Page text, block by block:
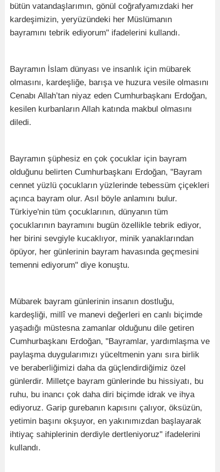
bütün vatandaşlarımın, gönül coğrafyamızdaki her
kardeşimizin, yeryüzündeki her Müslümanın
bayramını tebrik ediyorum" ifadelerini kullandı.
Bayramın İslam dünyası ve insanlık için mübarek
olmasını, kardeşliğe, barışa ve huzura vesile olmasını
Cenabı Allah’tan niyaz eden Cumhurbaşkanı Erdoğan,
kesilen kurbanların Allah katında makbul olmasını
diledi.
Bayramın şüphesiz en çok çocuklar için bayram
olduğunu belirten Cumhurbaşkanı Erdoğan, "Bayram
cennet yüzlü çocukların yüzlerinde tebessüm çiçekleri
açınca bayram olur. Asıl böyle anlamını bulur.
Türkiye'nin tüm çocuklarının, dünyanın tüm
çocuklarının bayramını bugün özellikle tebrik ediyor,
her birini sevgiyle kucaklıyor, minik yanaklarından
öpüyor, her günlerinin bayram havasında geçmesini
temenni ediyorum" diye konuştu.
Mübarek bayram günlerinin insanın dostluğu,
kardeşliği, millî ve manevi değerleri en canlı biçimde
yaşadığı müstesna zamanlar olduğunu dile getiren
Cumhurbaşkanı Erdoğan, "Bayramlar, yardımlaşma ve
paylaşma duygularımızı yüceltmenin yanı sıra birlik
ve beraberliğimizi daha da güçlendirdiğimiz özel
günlerdir. Milletçe bayram günlerinde bu hissiyatı, bu
ruhu, bu inancı çok daha diri biçimde idrak ve ihya
ediyoruz. Garip gurebanın kapısını çalıyor, öksüzün,
yetimin başını okşuyor, en yakınımızdan başlayarak
ihtiyaç sahiplerinin derdiyle dertleniyoruz" ifadelerini
kullandı.